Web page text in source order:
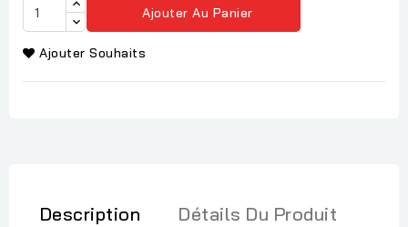
Ajouter Au Panier
Ajouter Souhaits
Description Détails Du Produit